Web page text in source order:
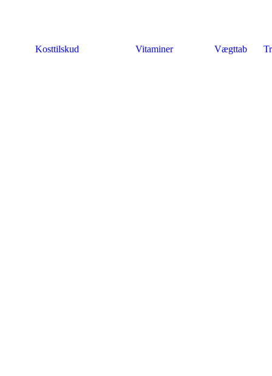
Kosttilskud Vitaminer Vægttab